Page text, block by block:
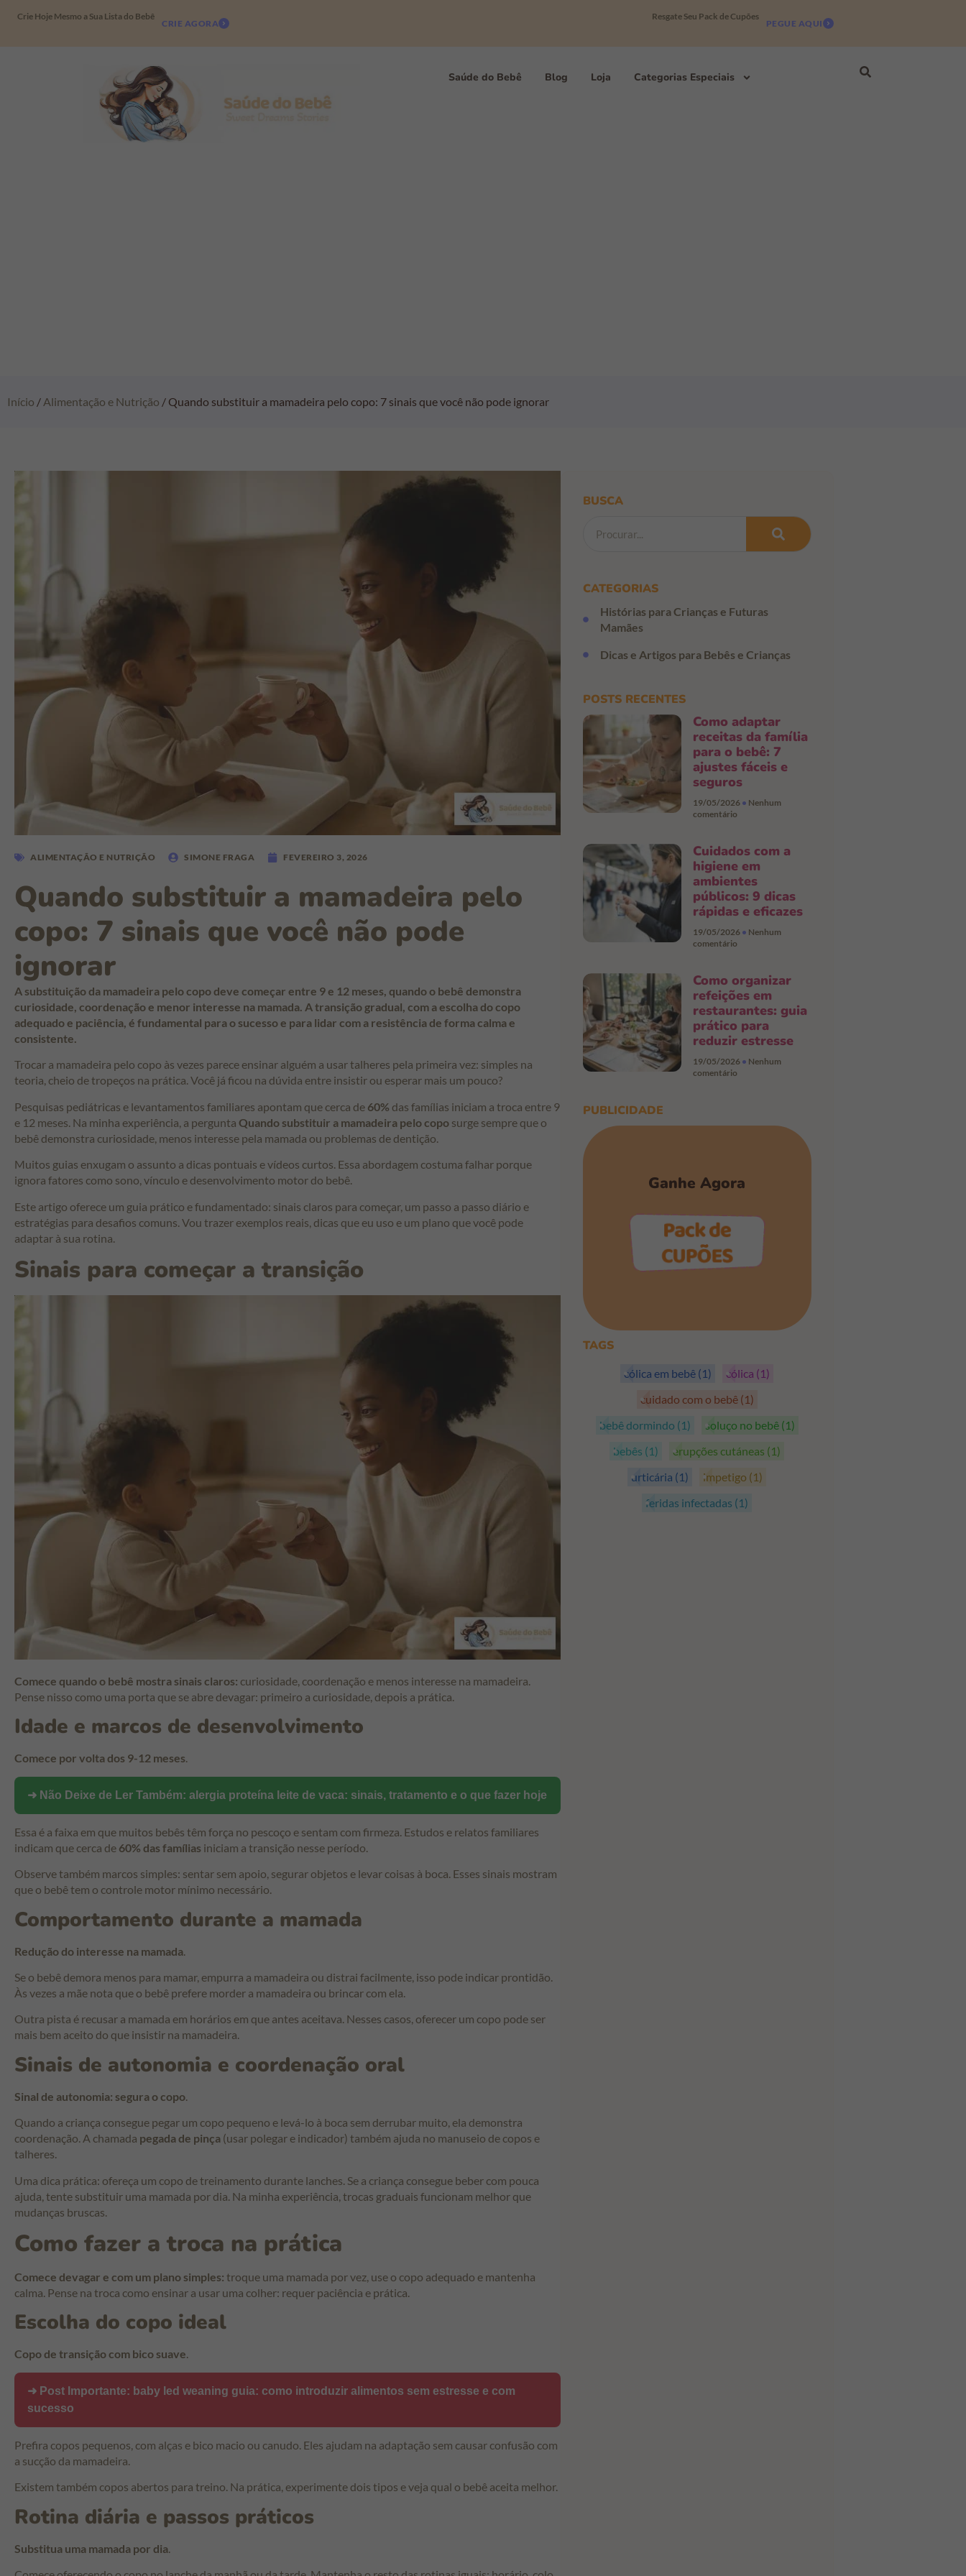
Crie Hoje Mesmo a Sua Lista do Bebê
CRIE AGORA
Resgate Seu Pack de Cupões
PEGUE AQUI
Saúde do Bebê Blog Loja Categorias Especiais
Início / Alimentação e Nutrição / Quando substituir a mamadeira pelo copo: 7 sinais que você não pode ignorar
ALIMENTAÇÃO E NUTRIÇÃO SIMONE FRAGA FEVEREIRO 3, 2026
Quando substituir a mamadeira pelo
copo: 7 sinais que você não pode
ignorar
A substituição da mamadeira pelo copo deve começar entre 9 e 12 meses, quando o bebê demonstra
curiosidade, coordenação e menor interesse na mamada. A transição gradual, com a escolha do copo
adequado e paciência, é fundamental para o sucesso e para lidar com a resistência de forma calma e
consistente.
Trocar a mamadeira pelo copo às vezes parece ensinar alguém a usar talheres pela primeira vez: simples na
teoria, cheio de tropeços na prática. Você já ficou na dúvida entre insistir ou esperar mais um pouco?
Pesquisas pediátricas e levantamentos familiares apontam que cerca de 60% das famílias iniciam a troca entre 9
e 12 meses. Na minha experiência, a pergunta Quando substituir a mamadeira pelo copo surge sempre que o
bebê demonstra curiosidade, menos interesse pela mamada ou problemas de dentição.
Muitos guias enxugam o assunto a dicas pontuais e vídeos curtos. Essa abordagem costuma falhar porque
ignora fatores como sono, vínculo e desenvolvimento motor do bebê.
Este artigo oferece um guia prático e fundamentado: sinais claros para começar, um passo a passo diário e
estratégias para desafios comuns. Vou trazer exemplos reais, dicas que eu uso e um plano que você pode
adaptar à sua rotina.
Sinais para começar a transição
Comece quando o bebê mostra sinais claros: curiosidade, coordenação e menos interesse na mamadeira.
Pense nisso como uma porta que se abre devagar: primeiro a curiosidade, depois a prática.
Idade e marcos de desenvolvimento
Comece por volta dos 9-12 meses.
➜ Não Deixe de Ler Também: alergia proteína leite de vaca: sinais, tratamento e o que fazer hoje
Essa é a faixa em que muitos bebês têm força no pescoço e sentam com firmeza. Estudos e relatos familiares
indicam que cerca de 60% das famílias iniciam a transição nesse período.
Observe também marcos simples: sentar sem apoio, segurar objetos e levar coisas à boca. Esses sinais mostram
que o bebê tem o controle motor mínimo necessário.
Comportamento durante a mamada
Redução do interesse na mamada
Se o bebê demora menos para mamar, empurra a mamadeira ou distrai facilmente, isso pode indicar prontidão.
Às vezes a mãe nota que o bebê prefere morder a mamadeira ou brincar com ela.
Outra pista é recusar a mamada em horários em que antes aceitava. Nesses casos, oferecer um copo pode ser
mais bem aceito do que insistir na mamadeira.
Sinais de autonomia e coordenação oral
Sinal de autonomia: segura o copo
Quando a criança consegue pegar um copo pequeno e levá-lo à boca sem derrubar muito, ela demonstra
coordenação. A chamada pegada de pinça (usar polegar e indicador) também ajuda no manuseio de copos e
talheres.
Uma dica prática: ofereça um copo de treinamento durante lanches. Se a criança consegue beber com pouca
ajuda, tente substituir uma mamada por dia. Na minha experiência, trocas graduais funcionam melhor que
mudanças bruscas.
Como fazer a troca na prática
Comece devagar e com um plano simples: troque uma mamada por vez, use o copo adequado e mantenha
calma. Pense na troca como ensinar a usar uma colher: requer paciência e prática.
Escolha do copo ideal
Copo de transição com bico suave.
➜ Post Importante: baby led weaning guia: como introduzir alimentos sem estresse e com
sucesso
Prefira copos pequenos, com alças e bico macio ou canudo. Eles ajudam na adaptação sem causar confusão com
a sucção da mamadeira.
Existem também copos abertos para treino. Na prática, experimente dois tipos e veja qual o bebê aceita melhor.
Rotina diária e passos práticos
Substitua uma mamada por dia
BUSCA
CATEGORIAS
Histórias para Crianças e Futuras
Mamães
Dicas e Artigos para Bebês e Crianças
POSTS RECENTES
Como adaptar
receitas da família
para o bebê: 7
ajustes fáceis e
seguros
19/05/2026
Nenhum
comentário
Cuidados com a
higiene em
ambientes
públicos: 9 dicas
rápidas e eficazes
19/05/2026
Nenhum
comentário
Como organizar
refeições em
restaurantes: guia
prático para
reduzir estresse
19/05/2026
Nenhum
comentário
PUBLICIDADE
Ganhe Agora
TAGS
cólica em bebê (1) cólica (1)
cuidado com o bebê (1)
bebê dormindo (1) soluço no bebê (1)
bebês (1) erupções cutáneas (1)
urticária (1) impetigo (1)
feridas infectadas (1)